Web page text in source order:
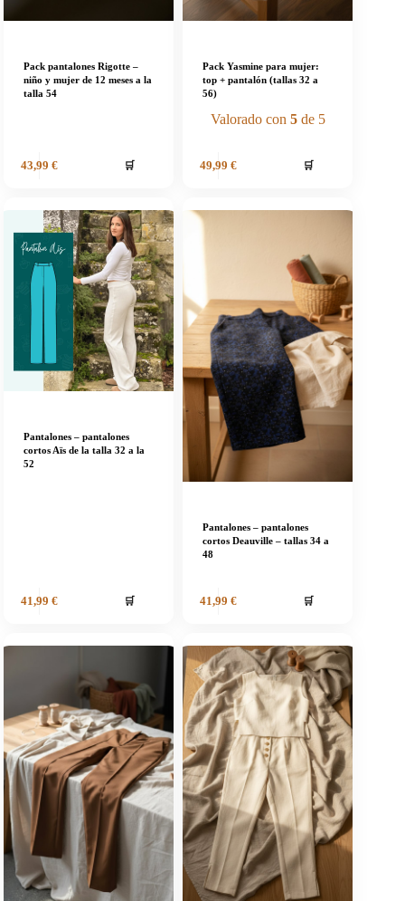
Pack pantalones Rigotte –
niño y mujer de 12 meses a la
talla 54
43,99 € 🛒
Pack Yasmine para mujer:
top + pantalón (tallas 32 a
56)
Valorado con 5de 5
49,99 € 🛒
Pantalones – pantalones
cortos Aïs de la talla 32 a la
52
41,99 € 🛒
Pantalones – pantalones
cortos Deauville – tallas 34 a
48
41,99 € 🛒